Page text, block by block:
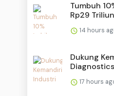
Tumbuh
Rp29
14 hours
Dukung
17 hours